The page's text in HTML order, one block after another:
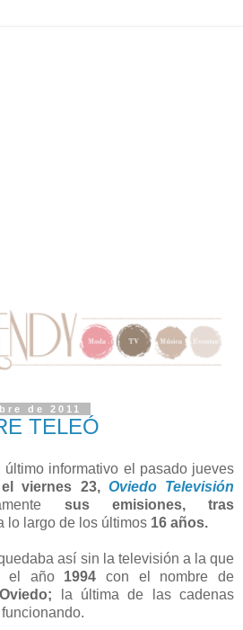
de 2011
TELEÓ
informativo el pasado jueves
el viernes 23, Oviedo Televisión
sus emisiones,
tras
lo largo de los últimos 16 años.
así sin la televisión a la que
el año 1994 con el nombre de
la última de las cadenas